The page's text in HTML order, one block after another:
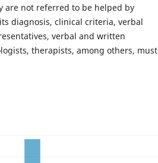
are not referred to be helped by
diagnosis, clinical criteria, verbal
verbal and written
therapists, among others, must